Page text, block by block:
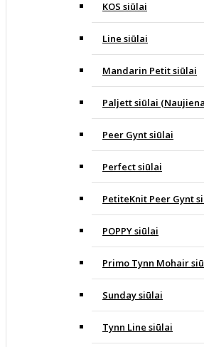
KOS siūlai
Line siūlai
Mandarin Petit siūlai
Paljett siūlai
Peer Gynt siūlai
Perfect siūlai
PetiteKnit Peer Gynt
POPPY siūlai
Primo Tynn Mohair
Sunday siūlai
Tynn Line siūlai